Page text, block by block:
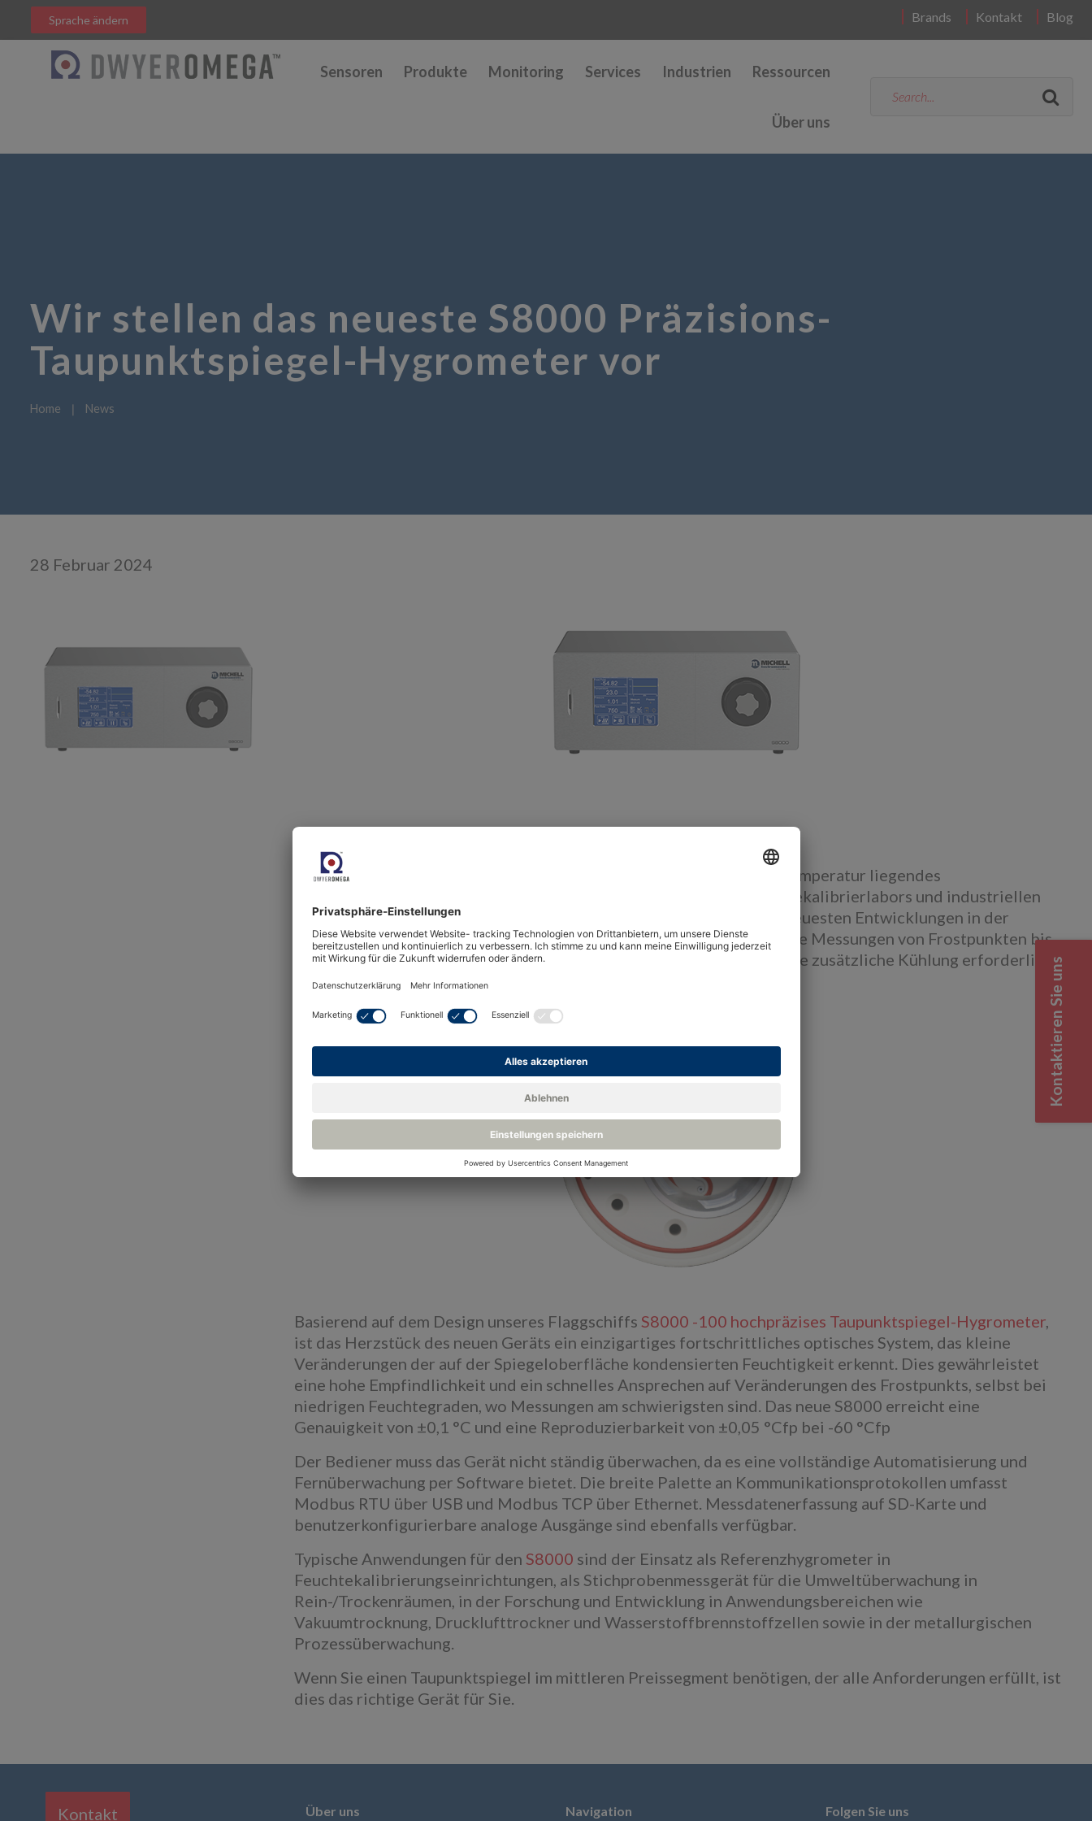
Brands Kontakt Blog
Sprache ändern
Sensoren Produkte Monitoring Services Industrien Ressourcen
Über uns
Wir stellen das neueste S8000 Präzisions-
Taupunktspiegel-Hygrometer vor
Home ❘ News
28 Februar 2024
Das neue
ist ein hochpräzises, unter der Umgebungstemperatur liegendes
Taupunktspiegel-Hygrometer, das für die Anforderungen von Feuchtekalibrierlabors und industriellen
Anwendungen entwickelt wurde. Die Michell-Ingenieure haben die neuesten Entwicklungen in der
Taupunktspiegel-Technologie genutzt, um zuverlässige, wiederholbare Messungen von Frostpunkten bis
zu -60 °C mit einer Genauigkeit von ±0,1 °C zu erzielen, ohne dass eine zusätzliche Kühlung erforderlich
ist.
Basierend auf dem Design unseres Flaggschiffs S8000 -100 hochpräzises Taupunktspiegel-Hygrometer
ist das Herzstück des neuen Geräts ein einzigartiges fortschrittliches optisches System, das kleine
Veränderungen der auf der Spiegeloberfläche kondensierten Feuchtigkeit erkennt. Dies gewährleistet
eine hohe Empfindlichkeit und ein schnelles Ansprechen auf Veränderungen des Frostpunkts, selbst bei
niedrigen Feuchtegraden, wo Messungen am schwierigsten sind. Das neue S8000 erreicht eine
Genauigkeit von ±0,1 °C und eine Reproduzierbarkeit von ±0,05 °Cfp bei -60 °Cfp
Der Bediener muss das Gerät nicht ständig überwachen, da es eine vollständige Automatisierung und
Fernüberwachung per Software bietet. Die breite Palette an Kommunikationsprotokollen umfasst
Modbus RTU über USB und Modbus TCP über Ethernet. Messdatenerfassung auf SD-Karte und
benutzerkonfigurierbare analoge Ausgänge sind ebenfalls verfügbar.
Typische Anwendungen für den S8000 sind der Einsatz als Referenzhygrometer in
Feuchtekalibrierungseinrichtungen, als Stichprobenmessgerät für die Umweltüberwachung in
Rein-/Trockenräumen, in der Forschung und Entwicklung in Anwendungsbereichen wie
Vakuumtrocknung, Drucklufttrockner und Wasserstoffbrennstoffzellen sowie in der metallurgischen
Prozessüberwachung.
Wenn Sie einen Taupunktspiegel im mittleren Preissegment benötigen, der alle Anforderungen erfüllt, ist
dies das richtige Gerät für Sie.
Kontaktieren Sie uns
Kontakt Über uns Navigation Folgen Sie uns